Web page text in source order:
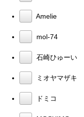
Amelie
mol-74
石崎ひゅーい
ミオヤマザキ
ドミコ